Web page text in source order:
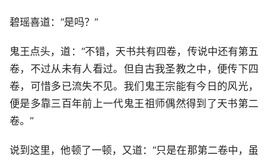
碧瑶喜道：“是吗？”
鬼王点头，道：“不错，天书共有四卷，传说中还有第五
卷，不过从未有人看过。但自古我圣教之中，便传下四
卷，可惜多已流失不见。我们鬼王宗能有今日的风光，
便是多靠三百年前上一代鬼王祖师偶然得到了天书第二
卷。”
说到这里，他顿了一顿，又道：“只是在那第二卷中，虽